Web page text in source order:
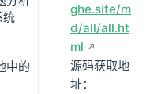
统
中的
ghe.site/m
d/all/all.ht
ml
源码获取地
址：